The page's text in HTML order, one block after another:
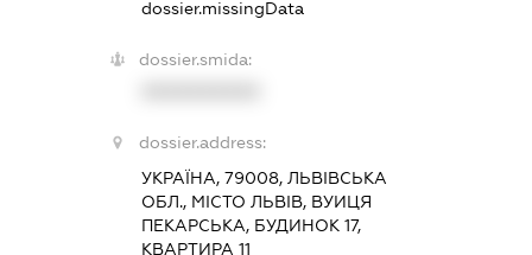
dossier.missingData
dossier.smida:
dossier.address:
УКРАЇНА, 79008, ЛЬВІВСЬКА
ОБЛ., МІСТО ЛЬВІВ, ВУИЦЯ
ПЕКАРСЬКА, БУДИНОК 17,
КВАРТИРА 11